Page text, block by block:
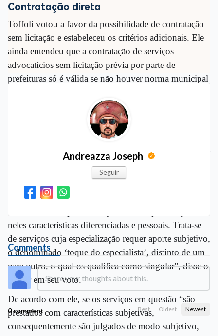
Contratação direta
Toffoli votou a favor da possibilidade de contratação
sem licitação e estabeleceu os critérios adicionais. Ele
ainda entendeu que a contratação de serviços
advocatícios sem licitação prévia por parte de
prefeituras só é válida se não houver norma municipal
Para o magistrado, é inviável a competição
envolvendo a contratação de serviços jurídicos, uma
vez que envolve profissionais especializados de modo
diferenciado e não há critérios objetivos para comparar
os potenciais competidores.
“Há determinados serviços que demandam primor
técnico diferenciado, detido por pequena ou
neles características diferenciadas e pessoais. Trata-se
de serviços cuja especialização requer aporte subjetivo,
o denominado ‘toque do especialista’, distinto de um
para outro, o qual os qualifica como singular”, disse o
relator em seu voto.
De acordo com ele, se os serviços em questão “são
prestados com características subjetivas,
consequentemente são julgados de modo subjetivo,
Andreazza Joseph
Seguir
Comments
0 comment Best Oldest Newest